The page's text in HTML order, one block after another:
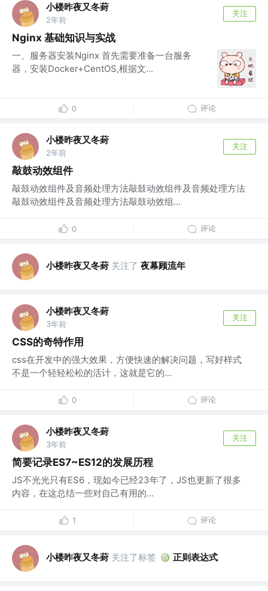
小楼昨夜又冬葑
2年前
关注
Nginx 基础知识与实战
一、服务器安装Nginx 首先需要准备一台服务
器，安装Docker+CentOS,根据文...
0 评论
小楼昨夜又冬葑
2年前
关注
敲鼓动效组件
敲鼓动效组件及音频处理方法敲鼓动效组件及音频处理方法
敲鼓动效组件及音频处理方法敲鼓动效组...
0 评论
小楼昨夜又冬葑 关注了 夜幕顾流年
小楼昨夜又冬葑
3年前
关注
CSS的奇特作用
css在开发中的强大效果，方便快速的解决问题，写好样式
不是一个轻轻松松的活计，这就是它的...
0 评论
小楼昨夜又冬葑
3年前
关注
简要记录ES7~ES12的发展历程
JS不光光只有ES6，现如今已经23年了，JS也更新了很多
内容，在这总结一些对自己有用的...
1 评论
小楼昨夜又冬葑 关注了标签 正则表达式